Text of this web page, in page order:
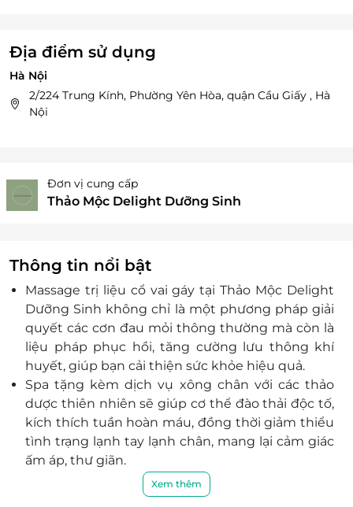
Địa điểm sử dụng
Hà Nội
2/224 Trung Kính, Phường Yên Hòa, quận Cầu Giấy , Hà
Nội
Đơn vị cung cấp
Thảo Mộc Delight Dưỡng Sinh
Thông tin nổi bật
Massage trị liệu cổ vai gáy tại Thảo Mộc Delight
Dưỡng Sinh không chỉ là một phương pháp giải
quyết các cơn đau mỏi thông thường mà còn là
liệu pháp phục hồi, tăng cường lưu thông khí
huyết, giúp bạn cải thiện sức khỏe hiệu quả.
Spa tặng kèm dịch vụ xông chân với các thảo
dược thiên nhiên sẽ giúp cơ thể đào thải độc tố,
kích thích tuần hoàn máu, đồng thời giảm thiểu
tình trạng lạnh tay lạnh chân, mang lại cảm giác
ấm áp, thư giãn.
Không gian Thảo Mộc Delight Dưỡng Sinh với
ánh sáng dịu nhẹ, âm nhạc thư giãn, và hương
Xem thêm